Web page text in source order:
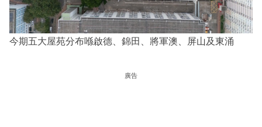
今期五大屋苑分布喺啟德、錦田、將軍澳、屏山及東涌
廣告